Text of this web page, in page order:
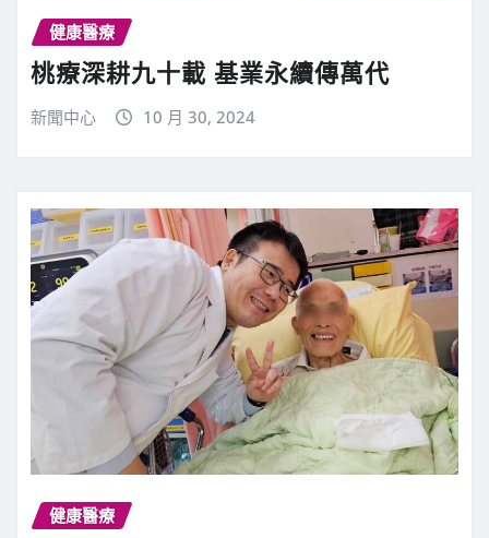
健康醫療
桃療深耕九十載 基業永續傳萬代
新聞中心 10 月 30, 2024
健康醫療